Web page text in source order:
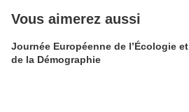
Vous aimerez aussi
Journée Européenne de l’Écologie et
de la Démographie